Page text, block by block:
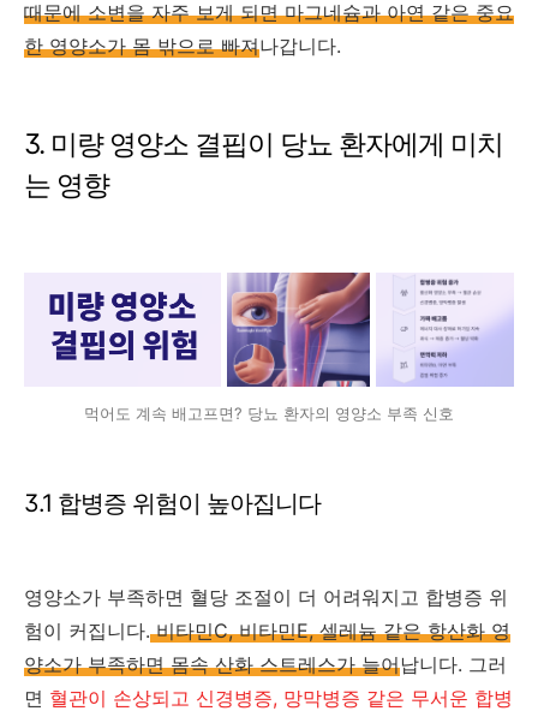
때문에 소변을 자주 보게 되면 마그네슘과 아연 같은 중요
한 영양소가 몸 밖으로 빠져나갑니다.
3. 미량 영양소 결핍이 당뇨 환자에게 미치
는 영향
먹어도 계속 배고프면? 당뇨 환자의 영양소 부족 신호
3.1 합병증 위험이 높아집니다
영양소가 부족하면 혈당 조절이 더 어려워지고 합병증 위
험이 커집니다.비타민C, 비타민E, 셀레늄 같은 항산화 영
양소가 부족하면 몸속 산화 스트레스가 늘어납니다. 그러
면 혈관이 손상되고 신경병증, 망막병증 같은 무서운 합병